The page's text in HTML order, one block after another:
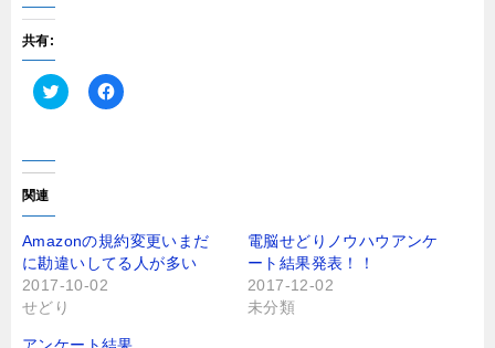
共有:
ク
し
て
T
i
t
t
e
r
で
共
(
F
共
有
す
る
に
リ
関連
Amazonの規約変更いまだ
に勘違いしてる人が多い
2017-10-02
せどり
電脳せどりノウハウアンケ
ート結果発表！！
2017-12-02
未分類
アンケート結果